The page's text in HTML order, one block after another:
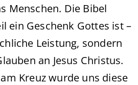
Menschen. Die Bibel
ein Geschenk Gottes ist –
Leistung, sondern
an Jesus Christus.
Kreuz wurde uns diese